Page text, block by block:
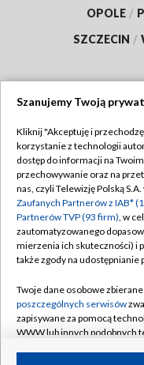
OPOLE /
SZCZECIN /
Abonament TVP
Emisja w TVP
Centrum informacji
Naziemna Telewizja
Rada Programowa
System NOS
Informacje o nadawcy
Szanujemy Twoją
Kliknij "Akceptuję i
korzystanie z technologii
dostęp do informacji na
przechowywanie oraz na
nas, czyli Telewizję Polską
Zaufanych Partnerów z IAB*
Partnerów TVP (93 firm), w
zautomatyzowanego
mierzenia ich skuteczności) i
także zgody na udostępnianie
Twoje dane osobowe
poszczególnych serwisów
zapisywane za pomocą
WWW lub innych podobnych